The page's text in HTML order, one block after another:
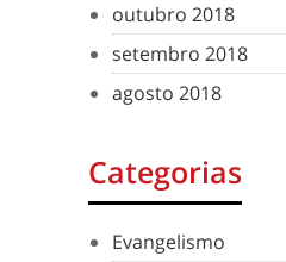
outubro 2018
setembro 2018
agosto 2018
Categorias
Evangelismo